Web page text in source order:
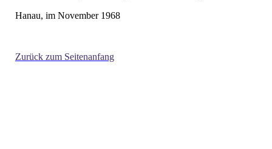
Hanau, im November 1968
Zurück zum Seitenanfang